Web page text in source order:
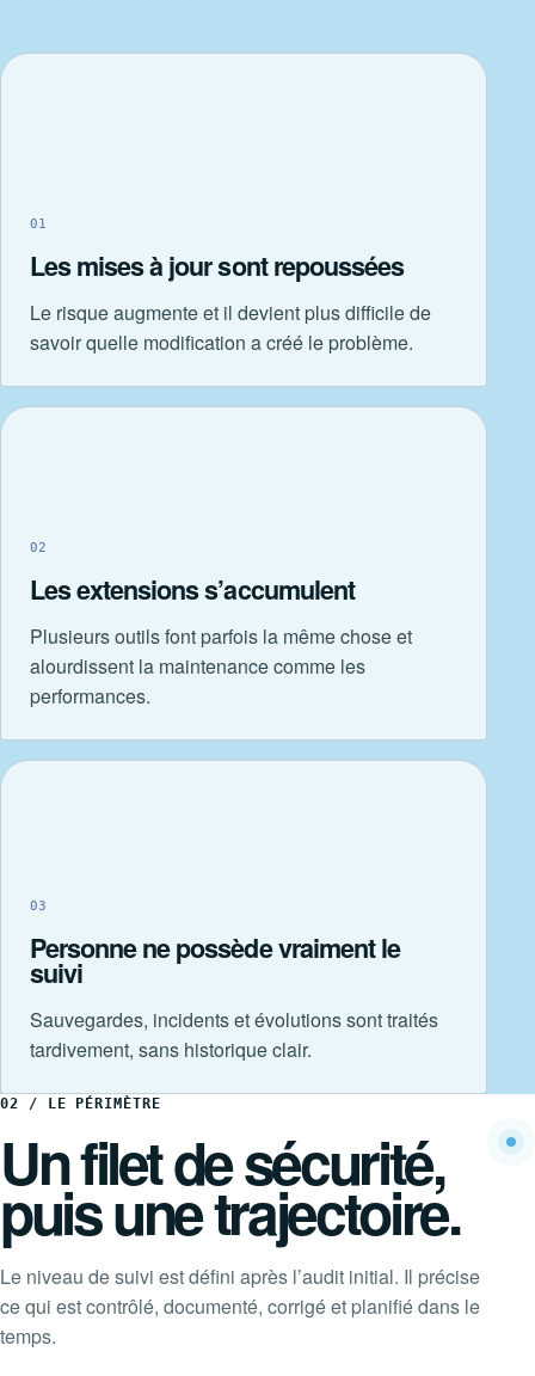
01
Les mises à jour sont repoussées
Le risque augmente et il devient plus difficile de
savoir quelle modification a créé le problème.
02
Les extensions s’accumulent
Plusieurs outils font parfois la même chose et
alourdissent la maintenance comme les
performances.
03
Personne ne possède vraiment le
suivi
Sauvegardes, incidents et évolutions sont traités
tardivement, sans historique clair.
02 / LE PÉRIMÈTRE
Un filet de sécurité,
puis une trajectoire.
Le niveau de suivi est défini après l’audit initial. Il précise
ce qui est contrôlé, documenté, corrigé et planifié dans le
temps.